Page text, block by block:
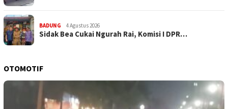
BADUNG 4 Agustus 2026
Sidak Bea Cukai Ngurah Rai, Komisi I DPR…
OTOMOTIF